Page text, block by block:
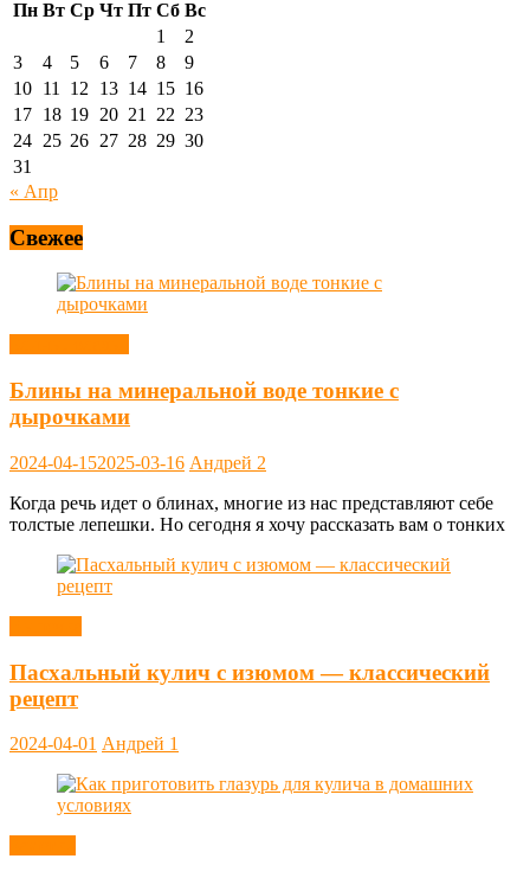
Пн Вт Ср Чт Пт Сб Вс
1
2
3
4 5 6 7 8
9
10 11 12 13 14 15 16
17 18 19 20 21 22 23
24 25 26 27 28 29 30
31
« Апр
Свежее
Блины на минеральной воде тонкие с
дырочками
2024-04-152025-03-16 Андрей 2
Когда речь идет о блинах, многие из нас представляют себе
толстые лепешки. Но сегодня я хочу рассказать вам о тонких
Пасхальный кулич с изюмом — классический
рецепт
2024-04-01 Андрей 1